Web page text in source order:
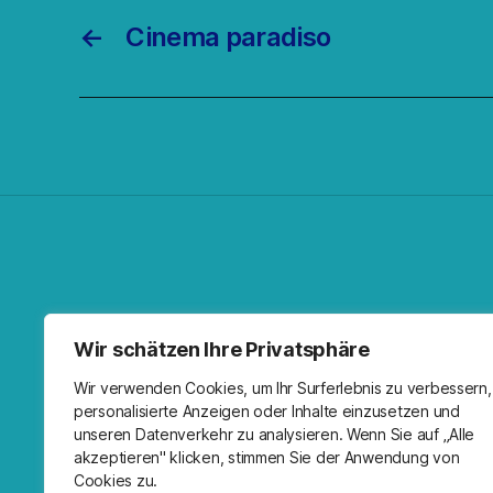
Wir schätzen Ihre Privatsphäre
Wir verwenden Cookies, um Ihr Surferlebnis zu verbessern,
personalisierte Anzeigen oder Inhalte einzusetzen und
unseren Datenverkehr zu analysieren. Wenn Sie auf „Alle
akzeptieren" klicken, stimmen Sie der Anwendung von
Cookies zu.
← Cinema paradiso